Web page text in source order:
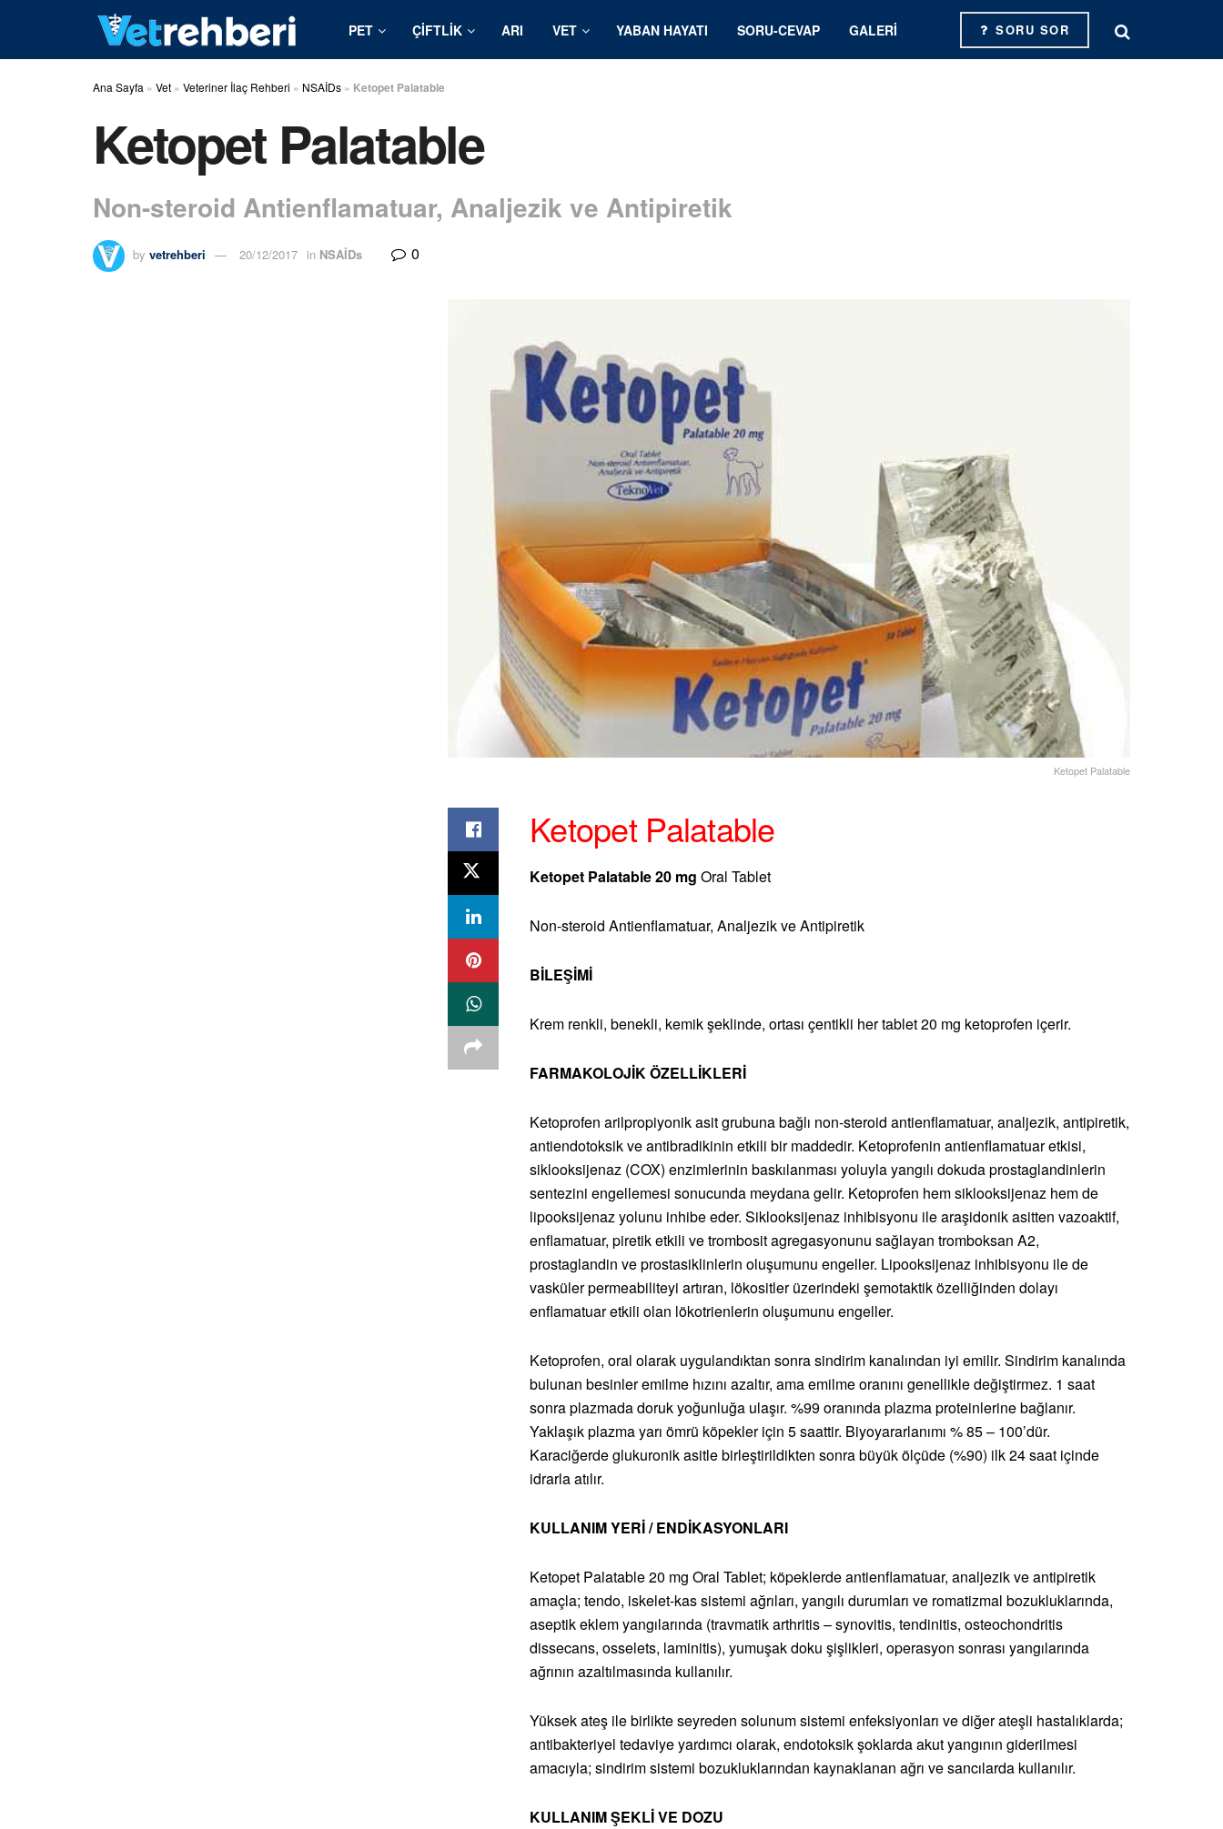
PET ÇIFTLIK ARI VET YABAN HAYATI SORU-CEVAP GALERI SORU SOR
Ana Sayfa » Vet » Veteriner İlaç Rehberi » NSAİDs » Ketopet Palatable
Ketopet Palatable
Non-steroid Antienflamatuar, Analjezik ve Antipiretik
by vetrehberi 20/12/2017 in NSAİDs 0
Ketopet Palatable
Ketopet Palatable
Ketopet Palatable 20 mg Oral Tablet
Non-steroid Antienflamatuar, Analjezik ve Antipiretik
BİLEŞİMİ
Krem renkli, benekli, kemik şeklinde, ortası çentikli her tablet 20 mg ketoprofen içerir.
FARMAKOLOJİK ÖZELLİKLERİ
Ketoprofen arilpropiyonik asit grubuna bağlı non-steroid antienflamatuar, analjezik, antipiretik,
antiendotoksik ve antibradikinin etkili bir maddedir. Ketoprofenin antienflamatuar etkisi,
siklooksijenaz (COX) enzimlerinin baskılanması yoluyla yangılı dokuda prostaglandinlerin
sentezini engellemesi sonucunda meydana gelir. Ketoprofen hem siklooksijenaz hem de
lipooksijenaz yolunu inhibe eder. Siklooksijenaz inhibisyonu ile araşidonik asitten vazoaktif,
enflamatuar, piretik etkili ve trombosit agregasyonunu sağlayan tromboksan A2,
prostaglandin ve prostasiklinlerin oluşumunu engeller. Lipooksijenaz inhibisyonu ile de
vasküler permeabiliteyi artıran, lökositler üzerindeki şemotaktik özelliğinden dolayı
enflamatuar etkili olan lökotrienlerin oluşumunu engeller.
Ketoprofen, oral olarak uygulandıktan sonra sindirim kanalından iyi emilir. Sindirim kanalında
bulunan besinler emilme hızını azaltır, ama emilme oranını genellikle değiştirmez. 1 saat
sonra plazmada doruk yoğunluğa ulaşır. %99 oranında plazma proteinlerine bağlanır.
Yaklaşık plazma yarı ömrü köpekler için 5 saattir. Biyoyararlanımı % 85 – 100’dür.
Karaciğerde glukuronik asitle birleştirildikten sonra büyük ölçüde (%90) ilk 24 saat içinde
idrarla atılır.
KULLANIM YERİ / ENDİKASYONLARI
Ketopet Palatable 20 mg Oral Tablet; köpeklerde antienflamatuar, analjezik ve antipiretik
amaçla; tendo, iskelet-kas sistemi ağrıları, yangılı durumları ve romatizmal bozukluklarında,
aseptik eklem yangılarında (travmatik arthritis – synovitis, tendinitis, osteochondritis
dissecans, osselets, laminitis), yumuşak doku şişlikleri, operasyon sonrası yangılarında
ağrının azaltılmasında kullanılır.
Yüksek ateş ile birlikte seyreden solunum sistemi enfeksiyonları ve diğer ateşli hastalıklarda;
antibakteriyel tedaviye yardımcı olarak, endotoksik şoklarda akut yangının giderilmesi
amacıyla; sindirim sistemi bozukluklarından kaynaklanan ağrı ve sancılarda kullanılır.
KULLANIM ŞEKLİ VE DOZU